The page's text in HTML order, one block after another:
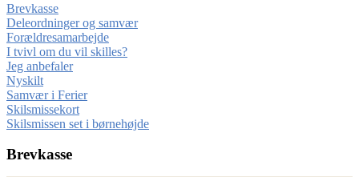
Brevkasse
Deleordninger og samvær
Forældresamarbejde
I tvivl om du vil skilles?
Jeg anbefaler
Nyskilt
Samvær i Ferier
Skilsmissekort
Skilsmissen set i børnehøjde
Brevkasse